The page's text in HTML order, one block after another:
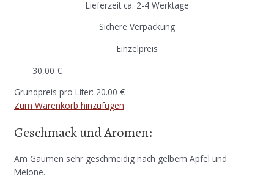
Lieferzeit ca. 2-4 Werktage
Sichere Verpackung
Einzelpreis
30,00 €
Grundpreis pro Liter: 20.00 €
Zum Warenkorb hinzufügen
Geschmack und Aromen:
Am Gaumen sehr geschmeidig nach gelbem Apfel und
Melone.